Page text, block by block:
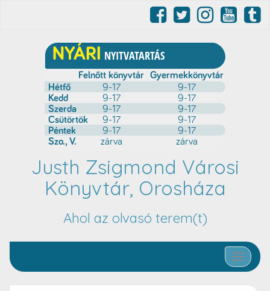
Justh Zsigmond Városi
Könyvtár, Orosháza
Ahol az olvasó terem(t)
Toggle